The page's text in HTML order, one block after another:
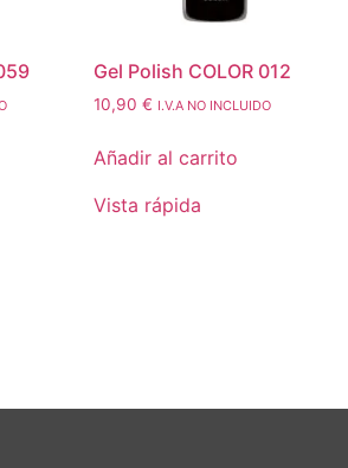
Gel Polish COLOR 012
10,90 € I.V.A NO INCLUIDO
Añadir al carrito
Vista rápida